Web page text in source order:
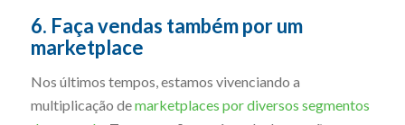
6. Faça vendas também por um
marketplace
Nos últimos tempos, estamos vivenciando a
multiplicação demarketplaces por diversos segmentos